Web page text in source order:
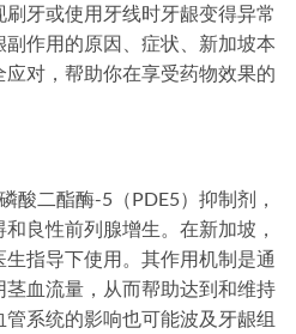
牙或使用牙线时牙龈变得异常
作用的原因、症状、新加坡本
对，帮助你在享受药物效果的
酸二酯酶-5（PDE5）抑制剂，
良性前列腺增生。在新加坡，
指导下使用。其作用机制是通
血流量，从而帮助达到和维持
系统的影响也可能波及牙龈组